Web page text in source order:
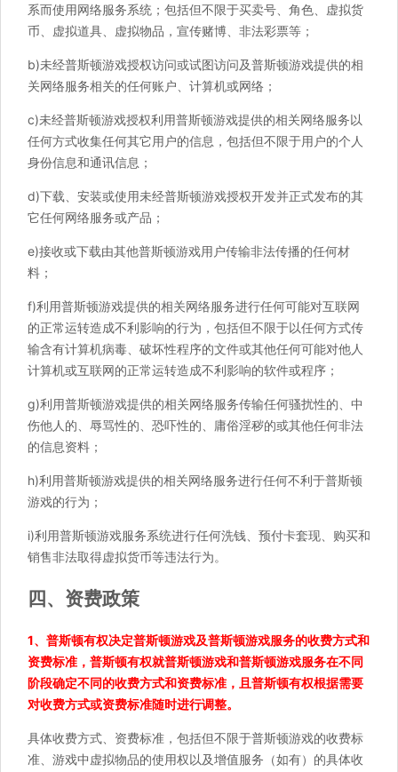
系而使用网络服务系统；包括但不限于买卖号、角色、虚拟货
币、虚拟道具、虚拟物品，宣传赌博、非法彩票等；
b)未经普斯顿游戏授权访问或试图访问及普斯顿游戏提供的相
关网络服务相关的任何账户、计算机或网络；
c)未经普斯顿游戏授权利用普斯顿游戏提供的相关网络服务以
任何方式收集任何其它用户的信息，包括但不限于用户的个人
身份信息和通讯信息；
d)下载、安装或使用未经普斯顿游戏授权开发并正式发布的其
它任何网络服务或产品；
e)接收或下载由其他普斯顿游戏用户传输非法传播的任何材
料；
f)利用普斯顿游戏提供的相关网络服务进行任何可能对互联网
的正常运转造成不利影响的行为，包括但不限于以任何方式传
输含有计算机病毒、破坏性程序的文件或其他任何可能对他人
计算机或互联网的正常运转造成不利影响的软件或程序；
g)利用普斯顿游戏提供的相关网络服务传输任何骚扰性的、中
伤他人的、辱骂性的、恐吓性的、庸俗淫秽的或其他任何非法
的信息资料；
h)利用普斯顿游戏提供的相关网络服务进行任何不利于普斯顿
游戏的行为；
i)利用普斯顿游戏服务系统进行任何洗钱、预付卡套现、购买和
销售非法取得虚拟货币等违法行为。
四、资费政策
1、普斯顿有权决定普斯顿游戏及普斯顿游戏服务的收费方式和
资费标准，普斯顿有权就普斯顿游戏和普斯顿游戏服务在不同
阶段确定不同的收费方式和资费标准，且普斯顿有权根据需要
对收费方式或资费标准随时进行调整。
具体收费方式、资费标准，包括但不限于普斯顿游戏的收费标
准、游戏中虚拟物品的使用权以及增值服务（如有）的具体收